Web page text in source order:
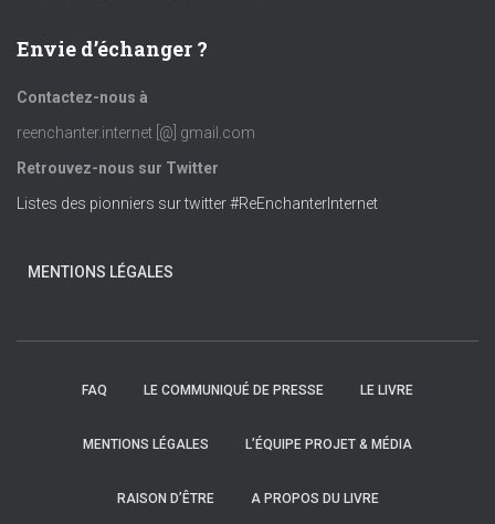
Envie d’échanger ?
Contactez-nous à
reenchanter.internet [@] gmail.com
Retrouvez-nous sur Twitter
Listes des pionniers sur twitter #ReEnchanterInternet
MENTIONS LÉGALES
FAQ LE COMMUNIQUÉ DE PRESSE LE LIVRE
MENTIONS LÉGALES L’ÉQUIPE PROJET & MÉDIA
RAISON D’ÊTRE A PROPOS DU LIVRE